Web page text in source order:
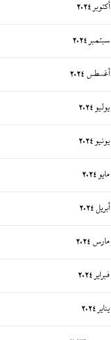
أكتوبر 2024
سبتمبر 2024
أغسطس 2024
يوليو 2024
يونيو 2024
مايو 2024
أبريل 2024
مارس 2024
فبراير 2024
يناير 2024